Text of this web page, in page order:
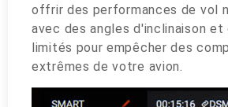
offrir des performances de vol
avec des angles d'inclinaison et
limités pour empêcher des
extrêmes de votre avion.